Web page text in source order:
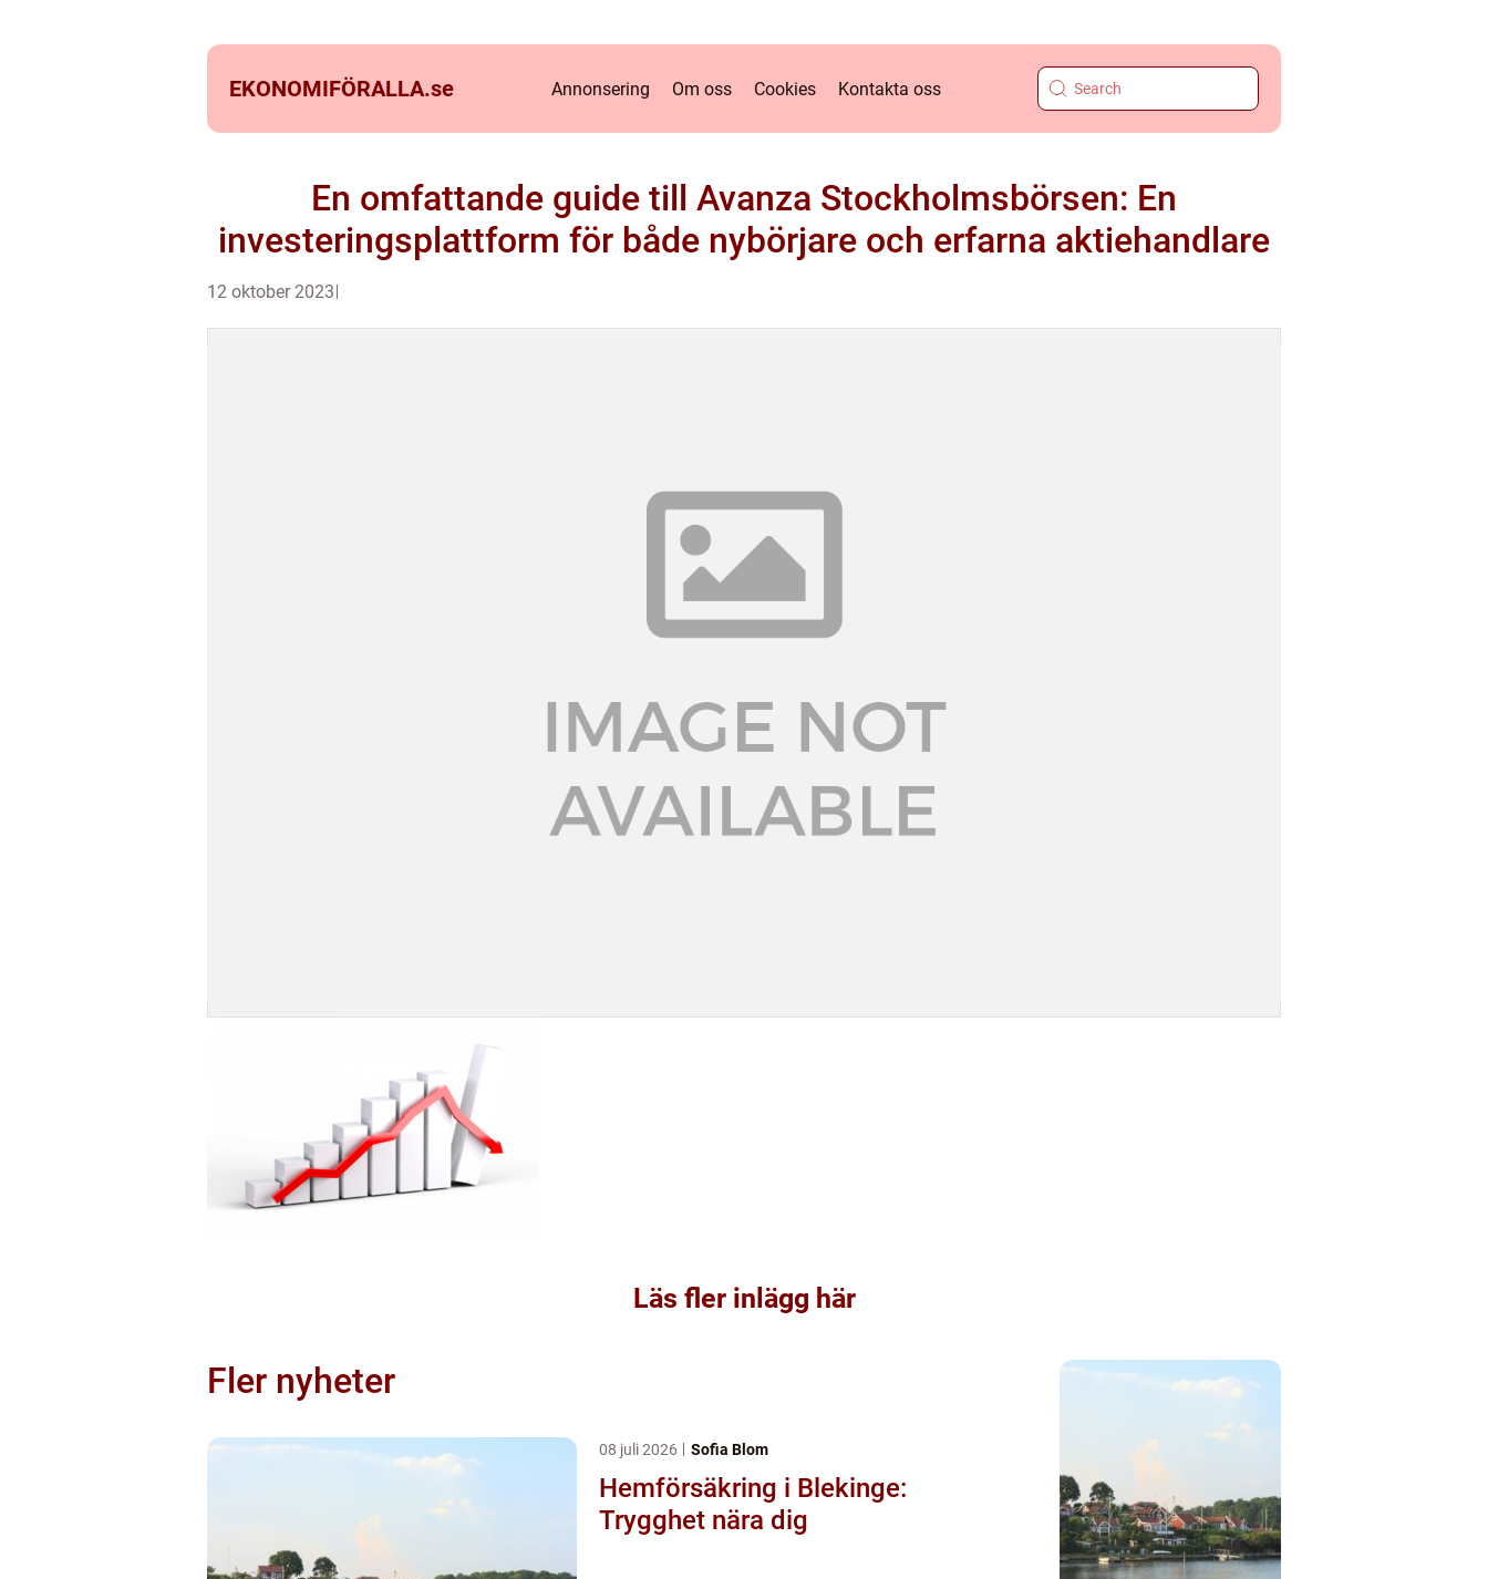
EKONOMIFÖRALLA.se Annonsering Om oss Cookies Kontakta oss
En omfattande guide till Avanza Stockholmsbörsen: En
investeringsplattform för både nybörjare och erfarna aktiehandlare
12 oktober 2023
Läs fler inlägg här
Fler nyheter
08 juli 2026 Sofia Blom
Hemförsäkring i Blekinge:
Trygghet nära dig